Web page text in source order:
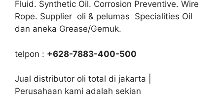
Fluid. Synthetic Oil. Corrosion Preventive. Wire
Rope. Supplier oli & pelumas Specialities Oil
dan aneka Grease/Gemuk.
telpon : +628-7883-400-500
Jual distributor oli total di jakarta |
Perusahaan kami adalah sekian